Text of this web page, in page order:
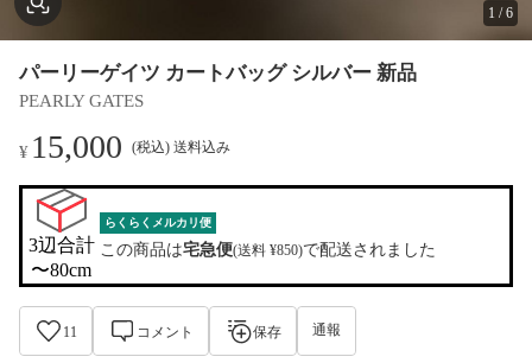
1 /6
パーリーゲイツ カートバッグ シルバー 新品
PEARLY GATES
¥ 15,000 (税込) 送料込み
3辺合計
〜80cm
らくらくメルカリ便
この商品は宅急便(送料 ¥850)で配送されました
11 コメント 保存 通報